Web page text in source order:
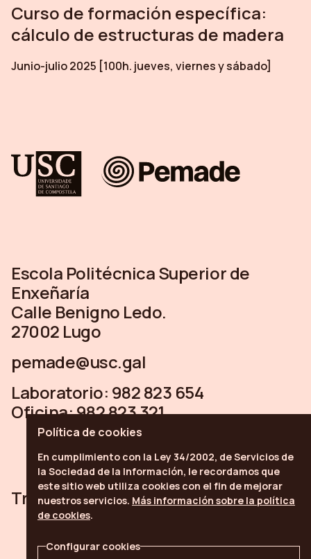
Curso de formación específica:
cálculo de estructuras de madera
Junio-julio 2025 [100h. jueves, viernes y sábado]
Escola Politécnica Superior de
Enxeñaría
Calle Benigno Ledo.
27002 Lugo
pemade@usc.gal
Laboratorio: 982 823 654
Oficina:982 823 321
TrabeLinkedinYoutube
Política de cookies
En cumplimiento con la Ley 34/2002, de Servicios de
la Sociedad de la Información, le recordamos que
este sitio web utiliza cookies con el fin de mejorar
nuestros servicios. Más información sobre la política
de cookies.
Configurar cookies